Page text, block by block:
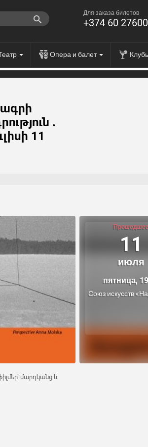
Для заказа билетов
+374 60
Опера и балет
.
11
Прошедшее
11
июля
пятница,
Союз искусств
մարդկանց և